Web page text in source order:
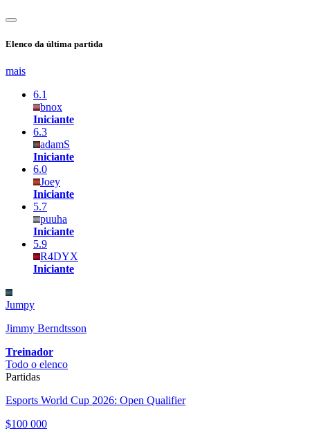
Elenco da última partida
mais
6.1
bnox
Iniciante
6.3
adamS
Iniciante
6.0
Joey
Iniciante
5.7
puuha
Iniciante
5.9
R4DYX
Iniciante
Jumpy
Jimmy Berndtsson
Treinador
Todo o elenco
Partidas
Esports World Cup 2026: Open Qualifier
$100 000